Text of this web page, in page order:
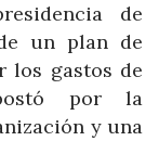
de
un plan de
los gastos de
por la
y una